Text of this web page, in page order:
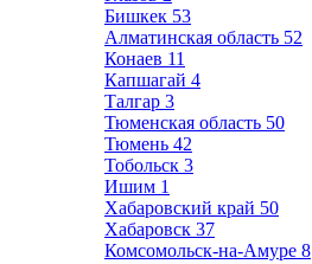
Бишкек 53
Алматинская область 52
Конаев 11
Капшагай 4
Талгар 3
Тюменская область 50
Тюмень 42
Тобольск 3
Ишим 1
Хабаровский край 50
Хабаровск 37
Комсомольск-на-Амуре 8